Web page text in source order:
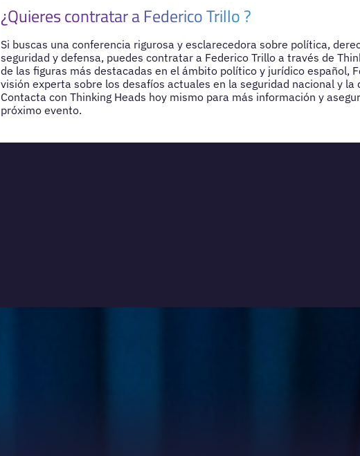
¿Quieres contratar a Federico Trillo ?
Si buscas una conferencia rigurosa y esclarecedora sobre política,
seguridad y defensa, puedes contratar a Federico Trillo a través de
de las figuras más destacadas en el ámbito político y jurídico español,
visión experta sobre los desafíos actuales en la seguridad nacional y
Contacta con Thinking Heads hoy mismo para más información y
próximo evento.